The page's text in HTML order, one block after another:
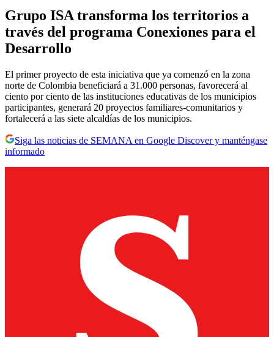
Grupo ISA transforma los territorios a
través del programa Conexiones para el
Desarrollo
El primer proyecto de esta iniciativa que ya comenzó en la zona
norte de Colombia beneficiará a 31.000 personas, favorecerá al
ciento por ciento de las instituciones educativas de los municipios
participantes, generará 20 proyectos familiares-comunitarios y
fortalecerá a las siete alcaldías de los municipios.
Siga las noticias de SEMANA en Google Discover y manténgase
informado